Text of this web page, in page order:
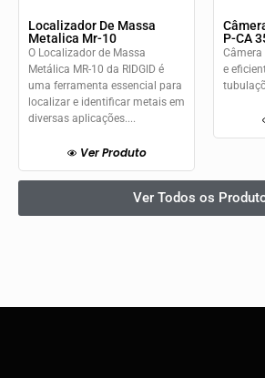
Localizador De Massa
Metalica Mr-10
O Localizador de Massa
Metálica MR-10 da RIDGID é
uma ferramenta essencial para
localizar e identificar metais em
diversas aplicações....
Ver Produto
P-CA
e
Ver Todos os